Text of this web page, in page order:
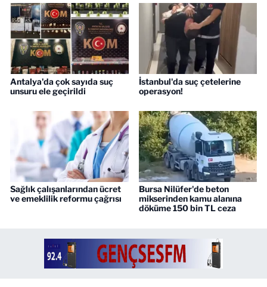
Antalya'da çok sayıda suç
unsuru ele geçirildi
İstanbul'da suç çetelerine
operasyon!
Sağlık çalışanlarından ücret
ve emeklilik reformu çağrısı
Bursa Nilüfer'de beton
mikserinden kamu alanına
döküme 150 bin TL ceza